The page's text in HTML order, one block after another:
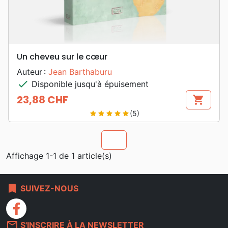
Un cheveu sur le cœur
Auteur : Jean Barthaburu
check Disponible jusqu'à épuisement
Prix
23,88 CHF shopping_cart
star star star star star(5)
Affichage 1-1 de 1 article(s)
bookmark SUIVEZ-NOUS
facebook
mail_outline S'INSCRIRE À LA NEWSLETTER